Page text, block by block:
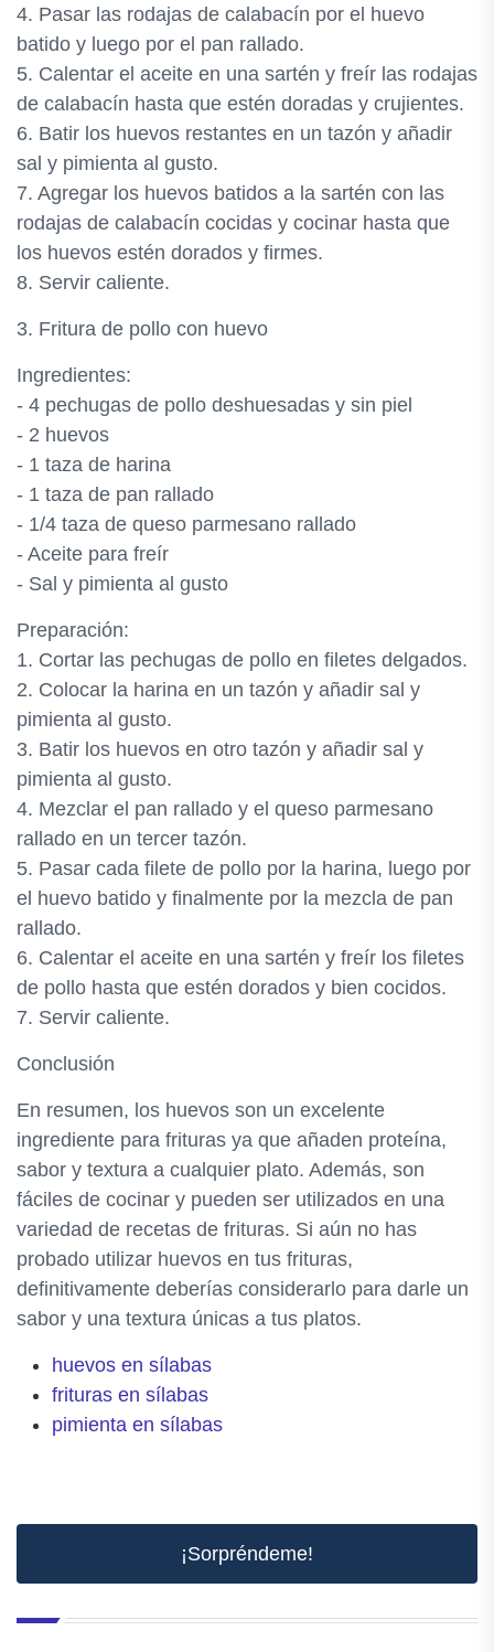
4. Pasar las rodajas de calabacín por el huevo
batido y luego por el pan rallado.
5. Calentar el aceite en una sartén y freír las rodajas
de calabacín hasta que estén doradas y crujientes.
6. Batir los huevos restantes en un tazón y añadir
sal y pimienta al gusto.
7. Agregar los huevos batidos a la sartén con las
rodajas de calabacín cocidas y cocinar hasta que
los huevos estén dorados y firmes.
8. Servir caliente.
3. Fritura de pollo con huevo
Ingredientes:
- 4 pechugas de pollo deshuesadas y sin piel
- 2 huevos
- 1 taza de harina
- 1 taza de pan rallado
- 1/4 taza de queso parmesano rallado
- Aceite para freír
- Sal y pimienta al gusto
Preparación:
1. Cortar las pechugas de pollo en filetes delgados.
2. Colocar la harina en un tazón y añadir sal y
pimienta al gusto.
3. Batir los huevos en otro tazón y añadir sal y
pimienta al gusto.
4. Mezclar el pan rallado y el queso parmesano
rallado en un tercer tazón.
5. Pasar cada filete de pollo por la harina, luego por
el huevo batido y finalmente por la mezcla de pan
rallado.
6. Calentar el aceite en una sartén y freír los filetes
de pollo hasta que estén dorados y bien cocidos.
7. Servir caliente.
Conclusión
En resumen, los huevos son un excelente
ingrediente para frituras ya que añaden proteína,
sabor y textura a cualquier plato. Además, son
fáciles de cocinar y pueden ser utilizados en una
variedad de recetas de frituras. Si aún no has
probado utilizar huevos en tus frituras,
definitivamente deberías considerarlo para darle un
sabor y una textura únicas a tus platos.
huevos en sílabas
frituras en sílabas
pimienta en sílabas
¡Sorpréndeme!